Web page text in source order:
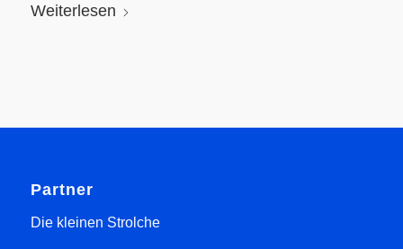
Weiterlesen
Partner
Die kleinen Strolche